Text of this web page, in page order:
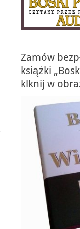
Zamów
książki
klknij w